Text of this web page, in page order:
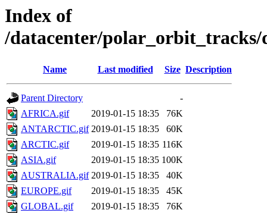
Index of
/datacenter/polar_orbit_tracks/
Name Last modified Size Description
Parent Directory
-
AFRICA.gif
2019-01-15 18:35
76K
ANTARCTIC.gif 2019-01-15 18:35
60K
ARCTIC.gif
2019-01-15 18:35 116K
ASIA.gif
2019-01-15 18:35 100K
AUSTRALIA.gif 2019-01-15 18:35
40K
EUROPE.gif
2019-01-15 18:35
45K
GLOBAL.gif
2019-01-15 18:35
76K